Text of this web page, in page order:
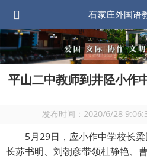
石家庄外国语
平山二中教师到井陉小作
发布时间： 2020/6/28
5月29日，应小作中学校长
长苏书明、刘朝彦带领杜静艳、